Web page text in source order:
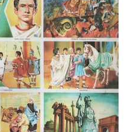
quién perdió. Busca responder si
en la forma de entender el
la comercialización y
sociedades . Son 230
y ...